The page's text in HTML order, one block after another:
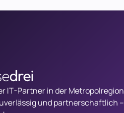
IT-Partner in der Metropolregion
und partnerschaftlich –